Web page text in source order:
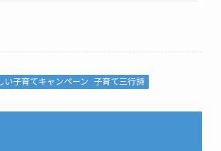
い子育てキャンペーン 子育て三行詩